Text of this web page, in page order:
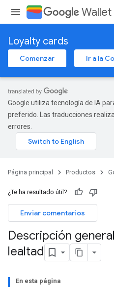
Wallet
Loyalty cards
Comenzar Ir a la
Google utiliza tecnología de IA
preferido. Las traducciones
errores.
Página principal Productos
¿Te ha resultado útil?
Enviar comentarios
Descripción
lealtad
En esta página